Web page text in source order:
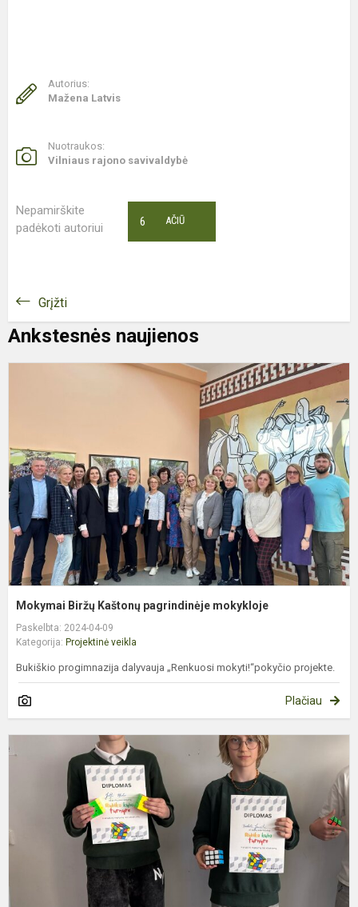
Autorius:
Mažena Latvis
Nuotraukos:
Vilniaus rajono savivaldybė
Nepamirškite
padėkoti autoriui
AČIŪ
6
Grįžti
Ankstesnės naujienos
Mokymai Biržų Kaštonų pagrindinėje mokykloje
Paskelbta: 2024-04-09
Kategorija: Projektinė veikla
Bukiškio progimnazija dalyvauja „Renkuosi mokyti!“pokyčio projekte.
Plačiau